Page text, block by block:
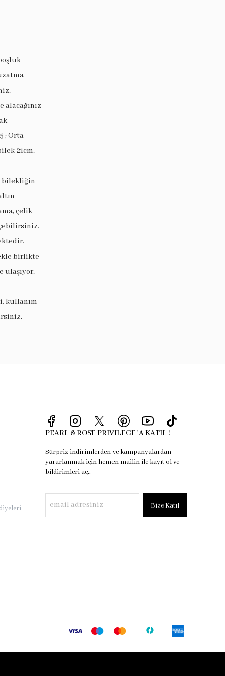
alacağınız
; Orta
21cm.
bilekliğin
çelik
birlikte
ulaşıyor.
kullanım
PEARL & ROSE PRIVILEGE 'A KATIL !
Sürpriz indirimlerden ve kampanyalardan
yararlanmak için hemen mailin ile kayıt ol ve
bildirimleri aç..
Bize Katıl